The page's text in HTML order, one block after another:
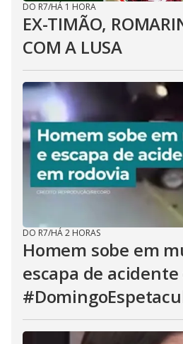
DO R7/HÁ 1 HORA
EX-TIMÃO,
COM A LUSA
DO R7/HÁ 2 HORAS
Homem sobe em
escapa de